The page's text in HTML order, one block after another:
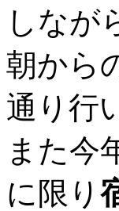
しなが
朝から
通り行
また今
に限り